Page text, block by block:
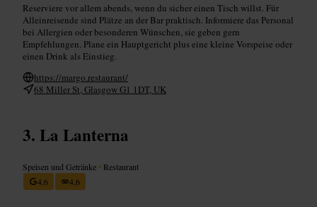
Reserviere vor allem abends, wenn du sicher einen Tisch willst. Für
Alleinreisende sind Plätze an der Bar praktisch. Informiere das Personal
bei Allergien oder besonderen Wünschen, sie geben gern
Empfehlungen. Plane ein Hauptgericht plus eine kleine Vorspeise oder
einen Drink als Einstieg.
https://margo.restaurant/
68 Miller St, Glasgow G1 1DT, UK
La Lanterna
Speisen und Getränke • Restaurant
4,6
4,6